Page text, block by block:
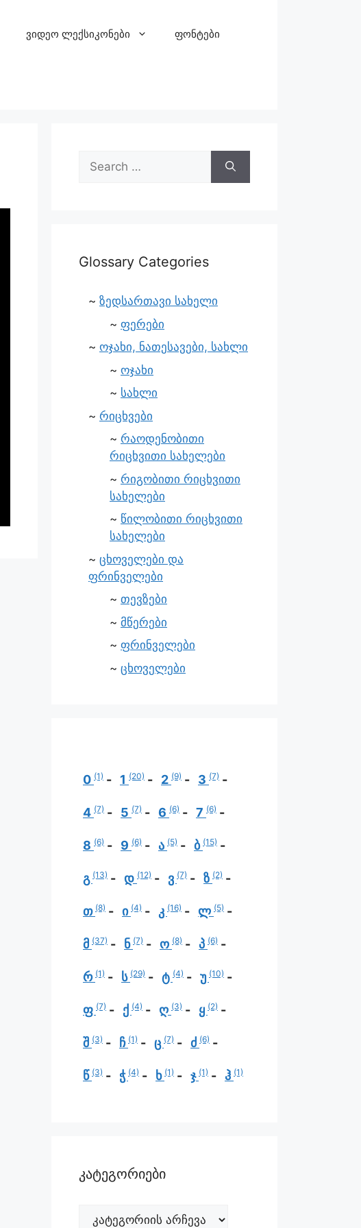
ვიდეო ლექსიკონები ფონტები
Glossary Categories
ზედსართავი სახელი
ფერები
ოჯახი, ნათესავები, სახლი
ოჯახი
სახლი
რიცხვები
რაოდენობითი
რიცხვითი სახელები
რიგობითი რიცხვითი
სახელები
წილობითი რიცხვითი
სახელები
ცხოველები და
ფრინველები
თევზები
მწერები
ფრინველები
ცხოველები
0 (1) 1 (20) 2 (9) 3 (7)
4 (7) 5 (7) 6 (6) 7 (6)
8 (6) 9 (6) ა (5) ბ (15)
გ (13) დ (12) ვ (7) ზ (2)
თ (8) ი (4) კ (16) ლ (5)
მ (37) ნ (7) ო (8) პ (6)
რ (1) ს (29) ტ (4) უ (10)
ფ (7) ქ (4) ღ (3) ყ (2)
შ (3) ჩ (1) ც (7) ძ (6)
წ (3) ჭ (4) ხ (1) ჯ (1) ჰ (1)
კატეგორიები